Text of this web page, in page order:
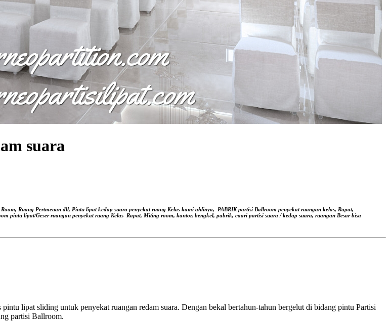
suara
Ruang Pertmeuan dll, Pintu lipat kedap suara penyekat ruang Kelas kami ahlinya,
PABRIK partisi Ballroom penyekat ruangan kelas, Rapat,
pintu lipat/Geser ruangan penyekat ruang Kelas Rapat, Miting room, kantor, bengkel, pabrik, caari partisi suara / kedap suara, ruangan Besar bisa
lipat sliding untuk penyekat ruangan redam suara. Dengan bekal bertahun-tahun bergelut di bidang pintu Partisi
partisi Ballroom.